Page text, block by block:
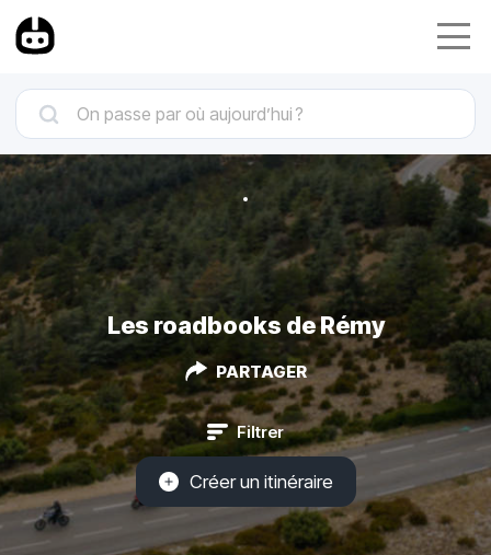
Les roadbooks de Rémy
PARTAGER
Filtrer
Créer un itinéraire